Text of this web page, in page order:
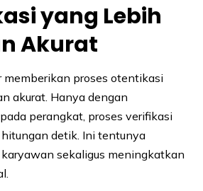
yang Lebih
Akurat
memberikan proses otentikasi
akurat. Hanya dengan
perangkat, proses verifikasi
detik. Ini tentunya
sekaligus meningkatkan